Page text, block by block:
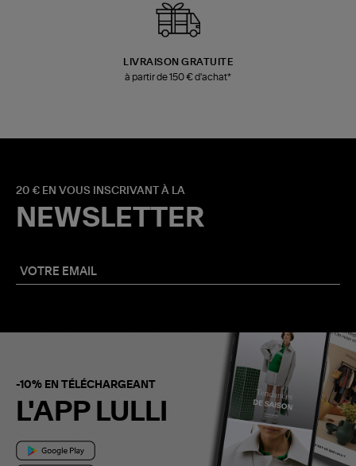
LIVRAISON GRATUITE
à partir de 150 € d'achat*
20 € EN VOUS INSCRIVANT À LA
NEWSLETTER
-10% EN TÉLÉCHARGEANT
L'APP LULLI